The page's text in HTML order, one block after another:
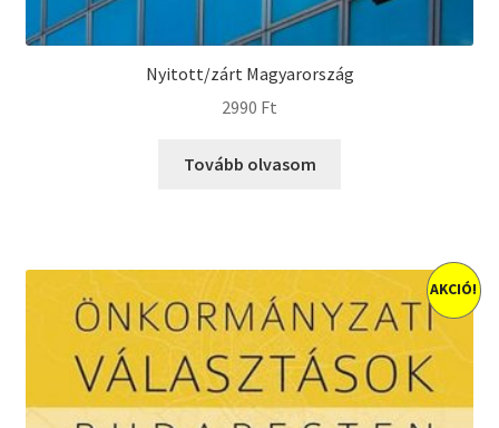
Nyitott/zárt Magyarország
2990 Ft
Tovább olvasom
AKCIÓ!